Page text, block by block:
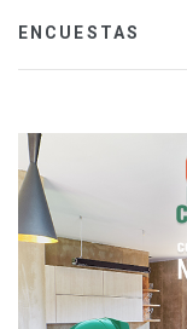
ENCUESTAS